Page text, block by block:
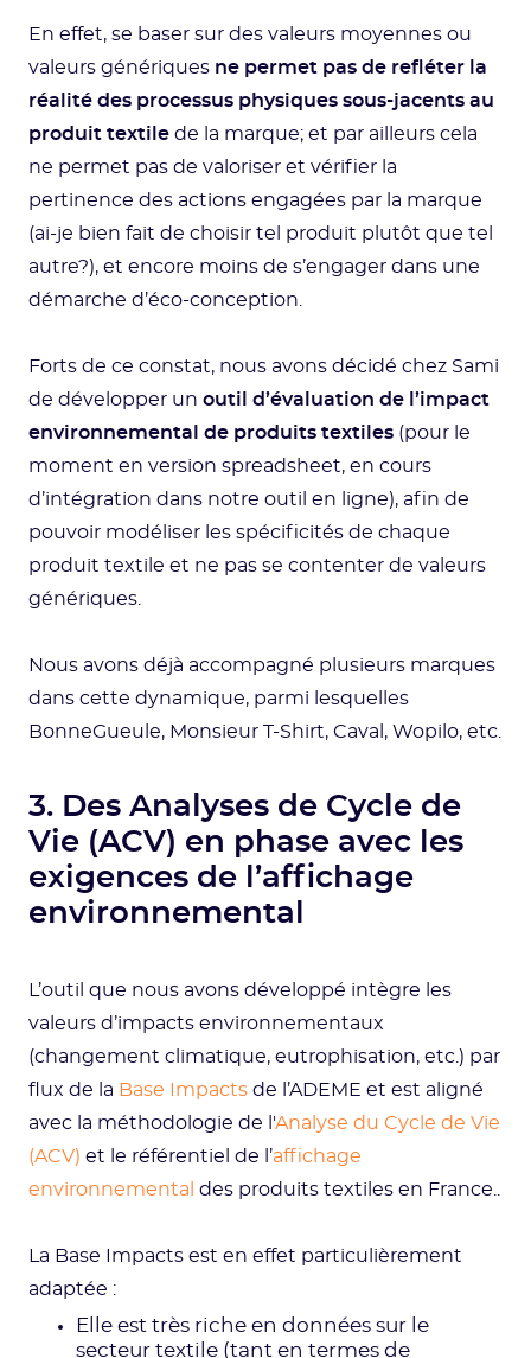
En effet, se baser sur des valeurs moyennes ou
valeurs génériques ne permet pas de refléter la
réalité des processus physiques sous-jacents au
produit textile de la marque; et par ailleurs cela
ne permet pas de valoriser et vérifier la
pertinence des actions engagées par la marque
(ai-je bien fait de choisir tel produit plutôt que tel
autre?), et encore moins de s’engager dans une
démarche d’éco-conception.
Forts de ce constat, nous avons décidé chez Sami
de développer un outil d’évaluation de l’impact
environnemental de produits textiles (pour le
moment en version spreadsheet, en cours
d’intégration dans notre outil en ligne), afin de
pouvoir modéliser les spécificités de chaque
produit textile et ne pas se contenter de valeurs
génériques.
Nous avons déjà accompagné plusieurs marques
dans cette dynamique, parmi lesquelles
BonneGueule, Monsieur T-Shirt, Caval, Wopilo, etc.
3. Des Analyses de Cycle de
Vie (ACV) en phase avec les
exigences de l’affichage
environnemental
L’outil que nous avons développé intègre les
valeurs d’impacts environnementaux
(changement climatique, eutrophisation, etc.) par
flux de la Base Impacts de l’ADEME et est aligné
avec la méthodologie de l'Analyse du Cycle de Vie
(ACV) et le référentiel de l’affichage
environnemental des produits textiles en France..
La Base Impacts est en effet particulièrement
adaptée :
Elle est très riche en données sur le
secteur textile (tant en termes de